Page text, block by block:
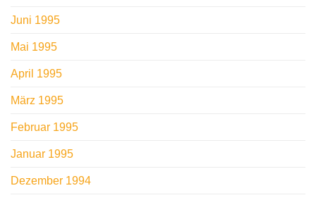
Juni 1995
Mai 1995
April 1995
März 1995
Februar 1995
Januar 1995
Dezember 1994